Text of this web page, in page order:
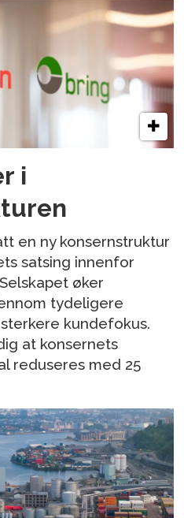
i
en ny konsernstruktur
satsing innenfor
øker
tydeligere
kundefokus.
at konsernets
reduseres med 25